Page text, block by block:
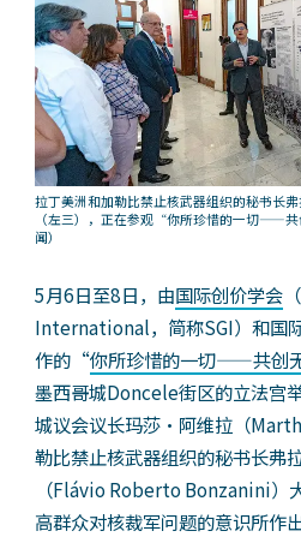
拉丁美洲和加勒比禁止核武器组织的秘书长
（左三），正在参观“你所珍惜的一切——
闻）
5月6日至8日，由国际创价学会
International，简称SGI）和国
作的“你所珍惜的一切——共创
墨西哥城Doncele街区的立法宫
城议会议长玛莎·阿维拉（
勒比禁止核武器组织的秘书长弗
（Flávio Roberto Bonzanini）
高群众对核裁军问题的意识所作